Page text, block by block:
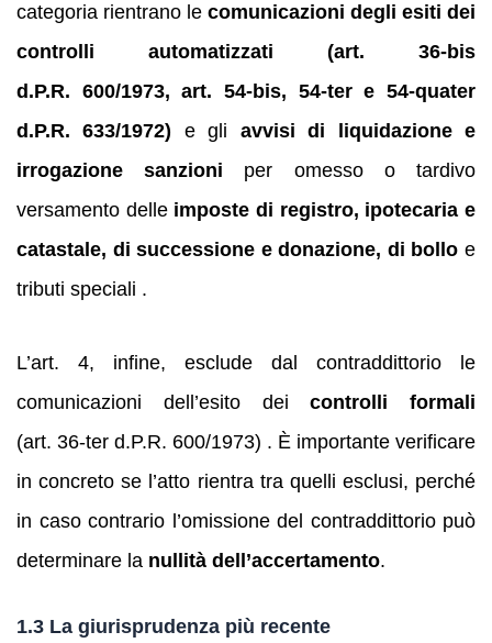
categoria rientrano le comunicazioni degli esiti dei
controlli automatizzati (art. 36-bis
d.P.R. 600/1973, art. 54-bis, 54-ter e 54-quater
d.P.R. 633/1972) e gli avvisi di liquidazione e
irrogazione sanzioni per omesso o tardivo
versamento delle imposte di registro, ipotecaria e
catastale, di successione e donazione, di bollo e
tributi speciali .
L’art. 4, infine, esclude dal contraddittorio le
comunicazioni dell’esito deicontrolli formali
(art. 36-ter d.P.R. 600/1973) . È importante verificare
in concreto se l’atto rientra tra quelli esclusi, perché
in caso contrario l’omissione del contraddittorio può
determinare la nullità dell’accertamento.
1.3 La giurisprudenza più recente